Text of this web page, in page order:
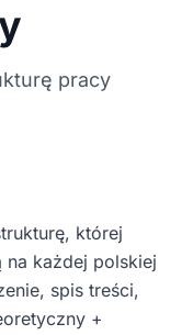
pracy
której
każdej polskiej
spis treści,
+